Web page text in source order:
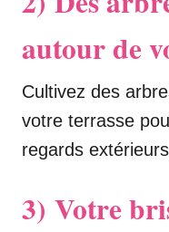
autour de
Cultivez des
votre terrasse
regards extérieurs
3) Votre